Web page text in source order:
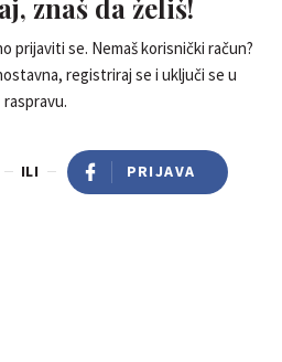
znaš da želiš!
prijaviti se. Nemaš korisnički račun?
registriraj se i uključi se u
raspravu.
ILI PRIJAVA